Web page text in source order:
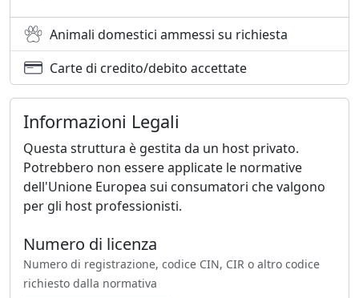
Animali domestici ammessi su richiesta
Carte di credito/debito accettate
Informazioni Legali
Questa struttura è gestita da un host privato.
Potrebbero non essere applicate le normative
dell'Unione Europea sui consumatori che valgono
per gli host professionisti.
Numero di licenza
Numero di registrazione, codice CIN, CIR o altro codice
richiesto dalla normativa